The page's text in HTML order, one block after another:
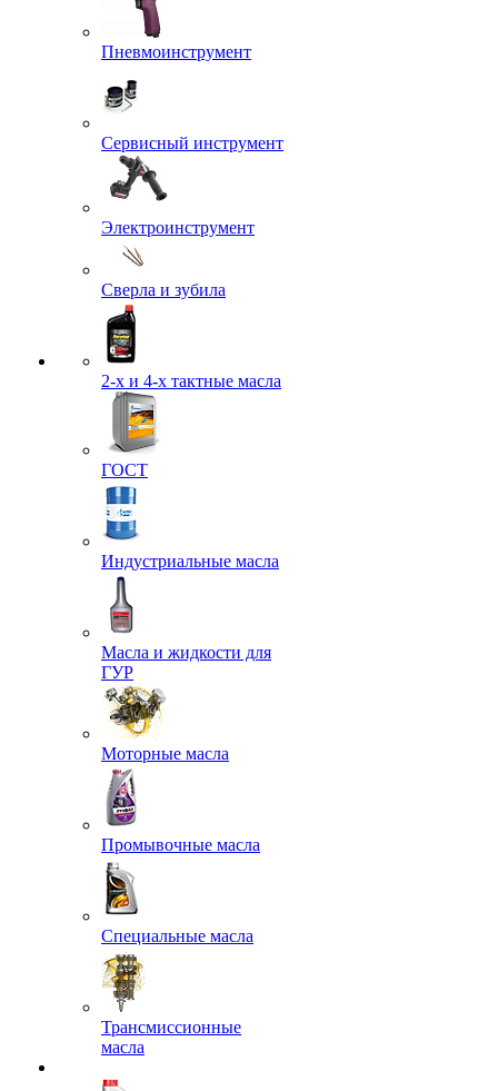
Пневмоинструмент
Сервисный инструмент
Электроинструмент
Сверла и зубила
2-х и 4-х тактные масла
ГОСТ
Индустриальные масла
Масла и жидкости для
ГУР
Моторные масла
Промывочные масла
Специальные масла
Трансмиссионные
масла